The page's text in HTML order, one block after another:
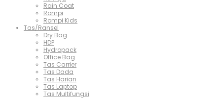
Rain Coat
Rompi
Rompi Kids
Tas/Ransel
Dry Bag
HDP
Hydropack
Office Bag
Tas Carrier
Tas Dada
Tas Harian
Tas Laptop
Tas Multifungsi